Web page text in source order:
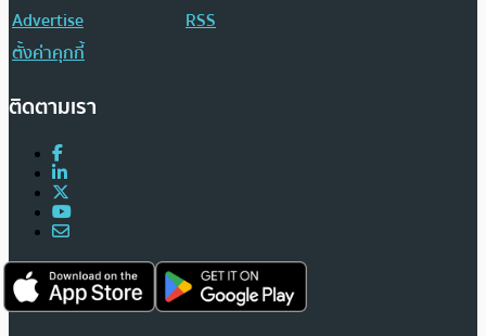
Advertise
RSS
ตั้งค่าคุกกี้
ติดตามเรา